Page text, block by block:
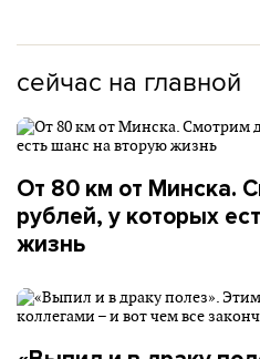
сейчас на главной
От 80 км от Минска.
рублей, у которых
жизнь